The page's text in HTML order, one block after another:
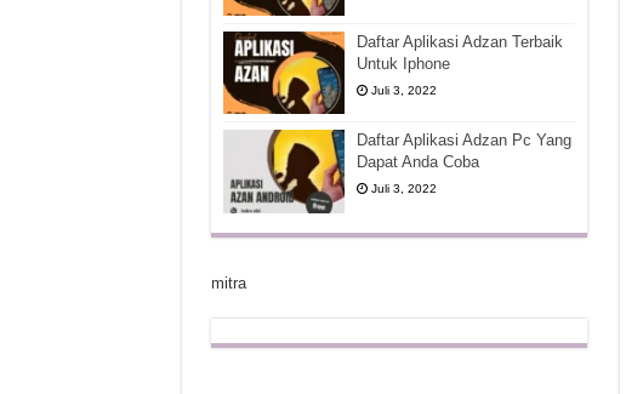
Daftar Aplikasi Adzan Terbaik
Untuk Iphone
Juli 3, 2022
Daftar Aplikasi Adzan Pc Yang
Dapat Anda Coba
Juli 3, 2022
mitra